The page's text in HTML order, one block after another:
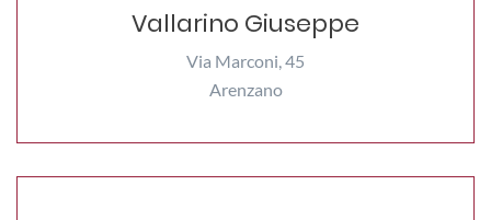
Vallarino Giuseppe
Via Marconi, 45
Arenzano